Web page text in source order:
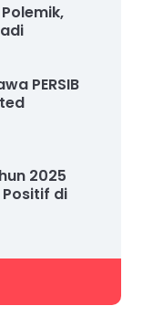
PERSIB
2025
di